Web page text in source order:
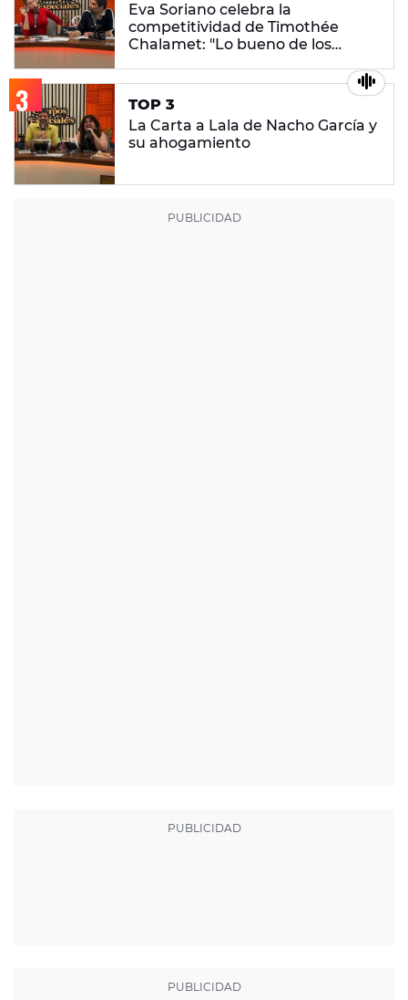
Eva Soriano celebra la
competitividad de Timothée
Chalamet: "Lo bueno de los
TOP 3
La Carta a Lala de Nacho García y
su ahogamiento